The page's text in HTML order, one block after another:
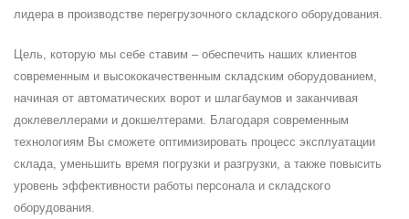
лидера в производстве перегрузочного складского оборудования.
Цель, которую мы себе ставим – обеспечить наших клиентов
современным и высококачественным складским оборудованием,
начиная от автоматических ворот и шлагбаумов и заканчивая
доклевеллерами и докшелтерами. Благодаря современным
технологиям Вы сможете оптимизировать процесс эксплуатации
склада, уменьшить время погрузки и разгрузки, а также повысить
уровень эффективности работы персонала и складского
оборудования.